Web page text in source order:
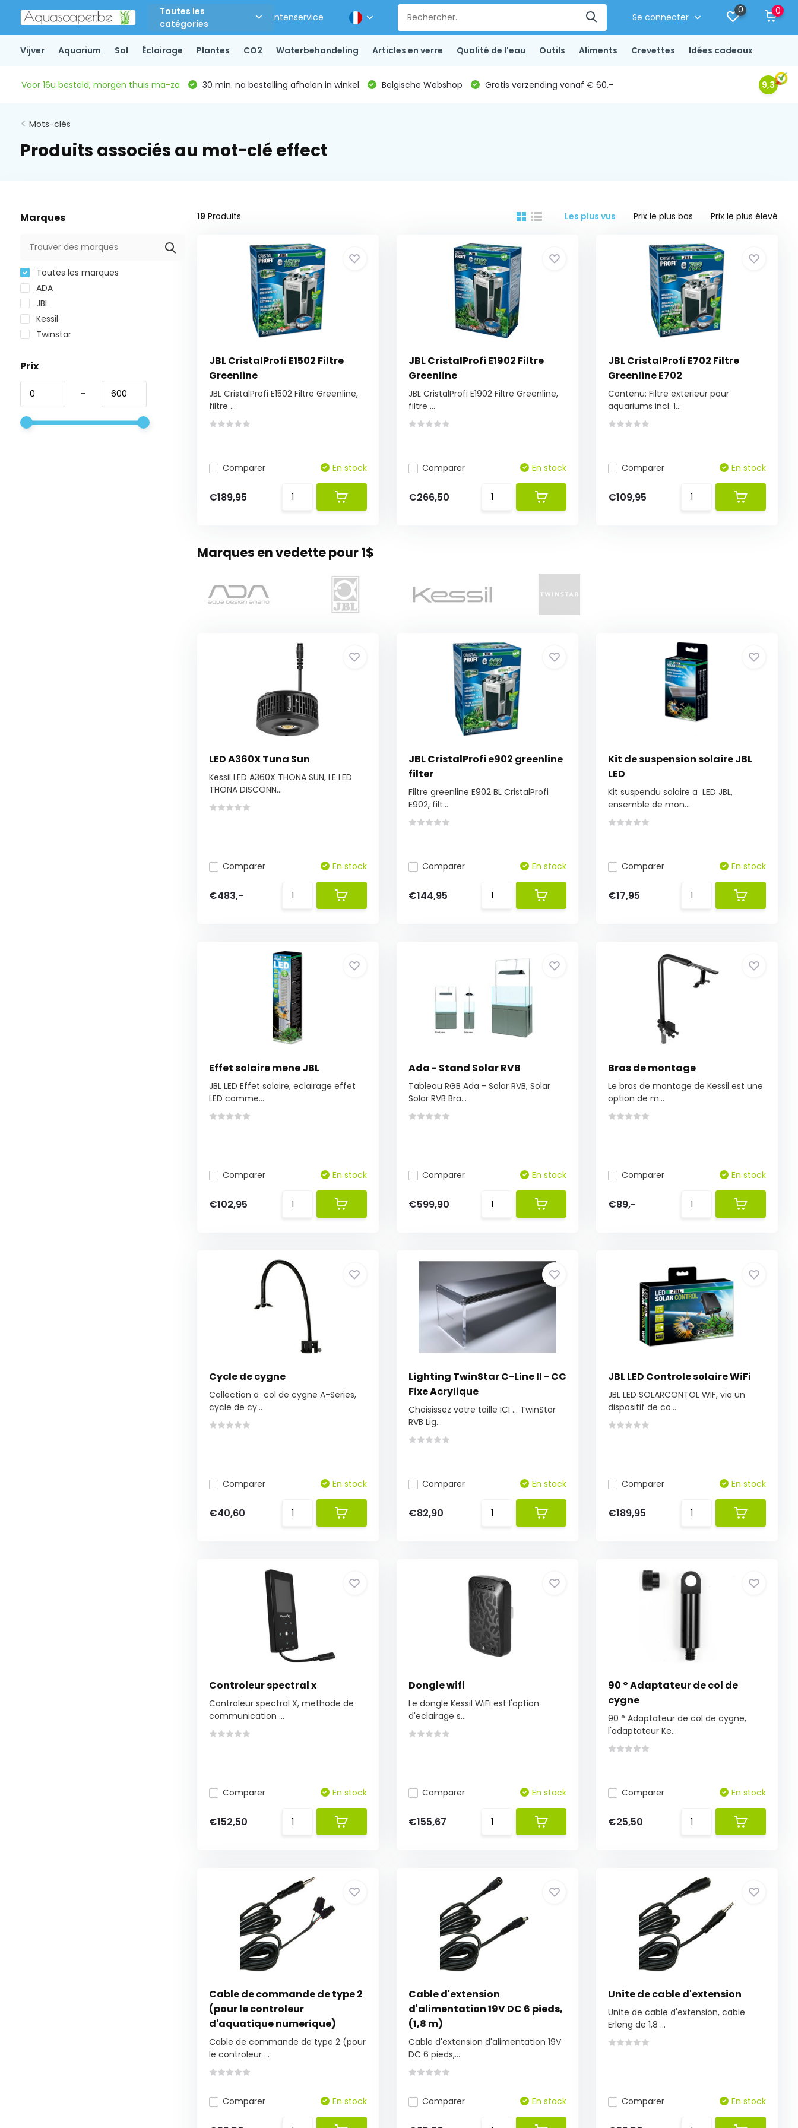
Toutes les
catégories
Klantenservice Se connecter
0 0
Vijver Aquarium Sol Éclairage Plantes CO2 Waterbehandeling Articles en verre Qualité de l'eau Outils Aliments Crevettes Idées cadeaux
Voor 16u besteld, morgen thuis ma-za 30 min. na bestelling afhalen in winkel Belgische Webshop Gratis verzending vanaf € 60,- 9,3
Mots-clés
Produits associés au mot-clé effect
Marques
Toutes les marques
ADA
JBL
Kessil
Twinstar
Prix
-
19 Produits Les plus vus Prix le plus bas Prix le plus élevé
JBL CristalProfi E1502 Filtre
Greenline
JBL CristalProfi E1502 Filtre Greenline,
filtre ...
Comparer En stock
€189,95
JBL CristalProfi E1902 Filtre
Greenline
JBL CristalProfi E1902 Filtre Greenline,
filtre ...
Comparer En stock
€266,50
JBL CristalProfi E702 Filtre
Greenline E702
Contenu: Filtre exterieur pour
aquariums incl. 1...
Comparer En stock
€109,95
Marques en vedette pour 1$
LED A360X Tuna Sun
Kessil LED A360X THONA SUN, LE LED
THONA DISCONN...
Comparer En stock
€483,-
JBL CristalProfi e902 greenline
filter
Filtre greenline E902 BL CristalProfi
E902, filt...
Comparer En stock
€144,95
Kit de suspension solaire JBL
LED
Kit suspendu solaire a LED JBL,
ensemble de mon...
Comparer En stock
€17,95
Effet solaire mene JBL
JBL LED Effet solaire, eclairage effet
LED comme...
Comparer En stock
€102,95
Ada - Stand Solar RVB
Tableau RGB Ada - Solar RVB, Solar
Solar RVB Bra...
Comparer En stock
€599,90
Bras de montage
Le bras de montage de Kessil est une
option de m...
Comparer En stock
€89,-
Cycle de cygne
Collection a col de cygne A-Series,
cycle de cy...
Comparer En stock
€40,60
Lighting TwinStar C-Line II - CC
Fixe Acrylique
Choisissez votre taille ICI ... TwinStar
RVB Lig...
Comparer En stock
€82,90
JBL LED Controle solaire WiFi
JBL LED SOLARCONTOL WIF, via un
dispositif de co...
Comparer En stock
€189,95
Controleur spectral x
Controleur spectral X, methode de
communication ...
Comparer En stock
€152,50
Dongle wifi
Le dongle Kessil WiFi est l'option
d'eclairage s...
Comparer En stock
€155,67
90 ° Adaptateur de col de
cygne
90 ° Adaptateur de col de cygne,
l'adaptateur Ke...
Comparer En stock
€25,50
Cable de commande de type 2
(pour le controleur
d'aquatique numerique)
Cable de commande de type 2 (pour
le controleur ...
Comparer En stock
Cable d'extension
d'alimentation 19V DC 6 pieds,
(1,8 m)
Cable d'extension d'alimentation 19V
DC 6 pieds,...
Comparer En stock
Unite de cable d'extension
Unite de cable d'extension, cable
Erleng de 1,8 ...
Comparer En stock